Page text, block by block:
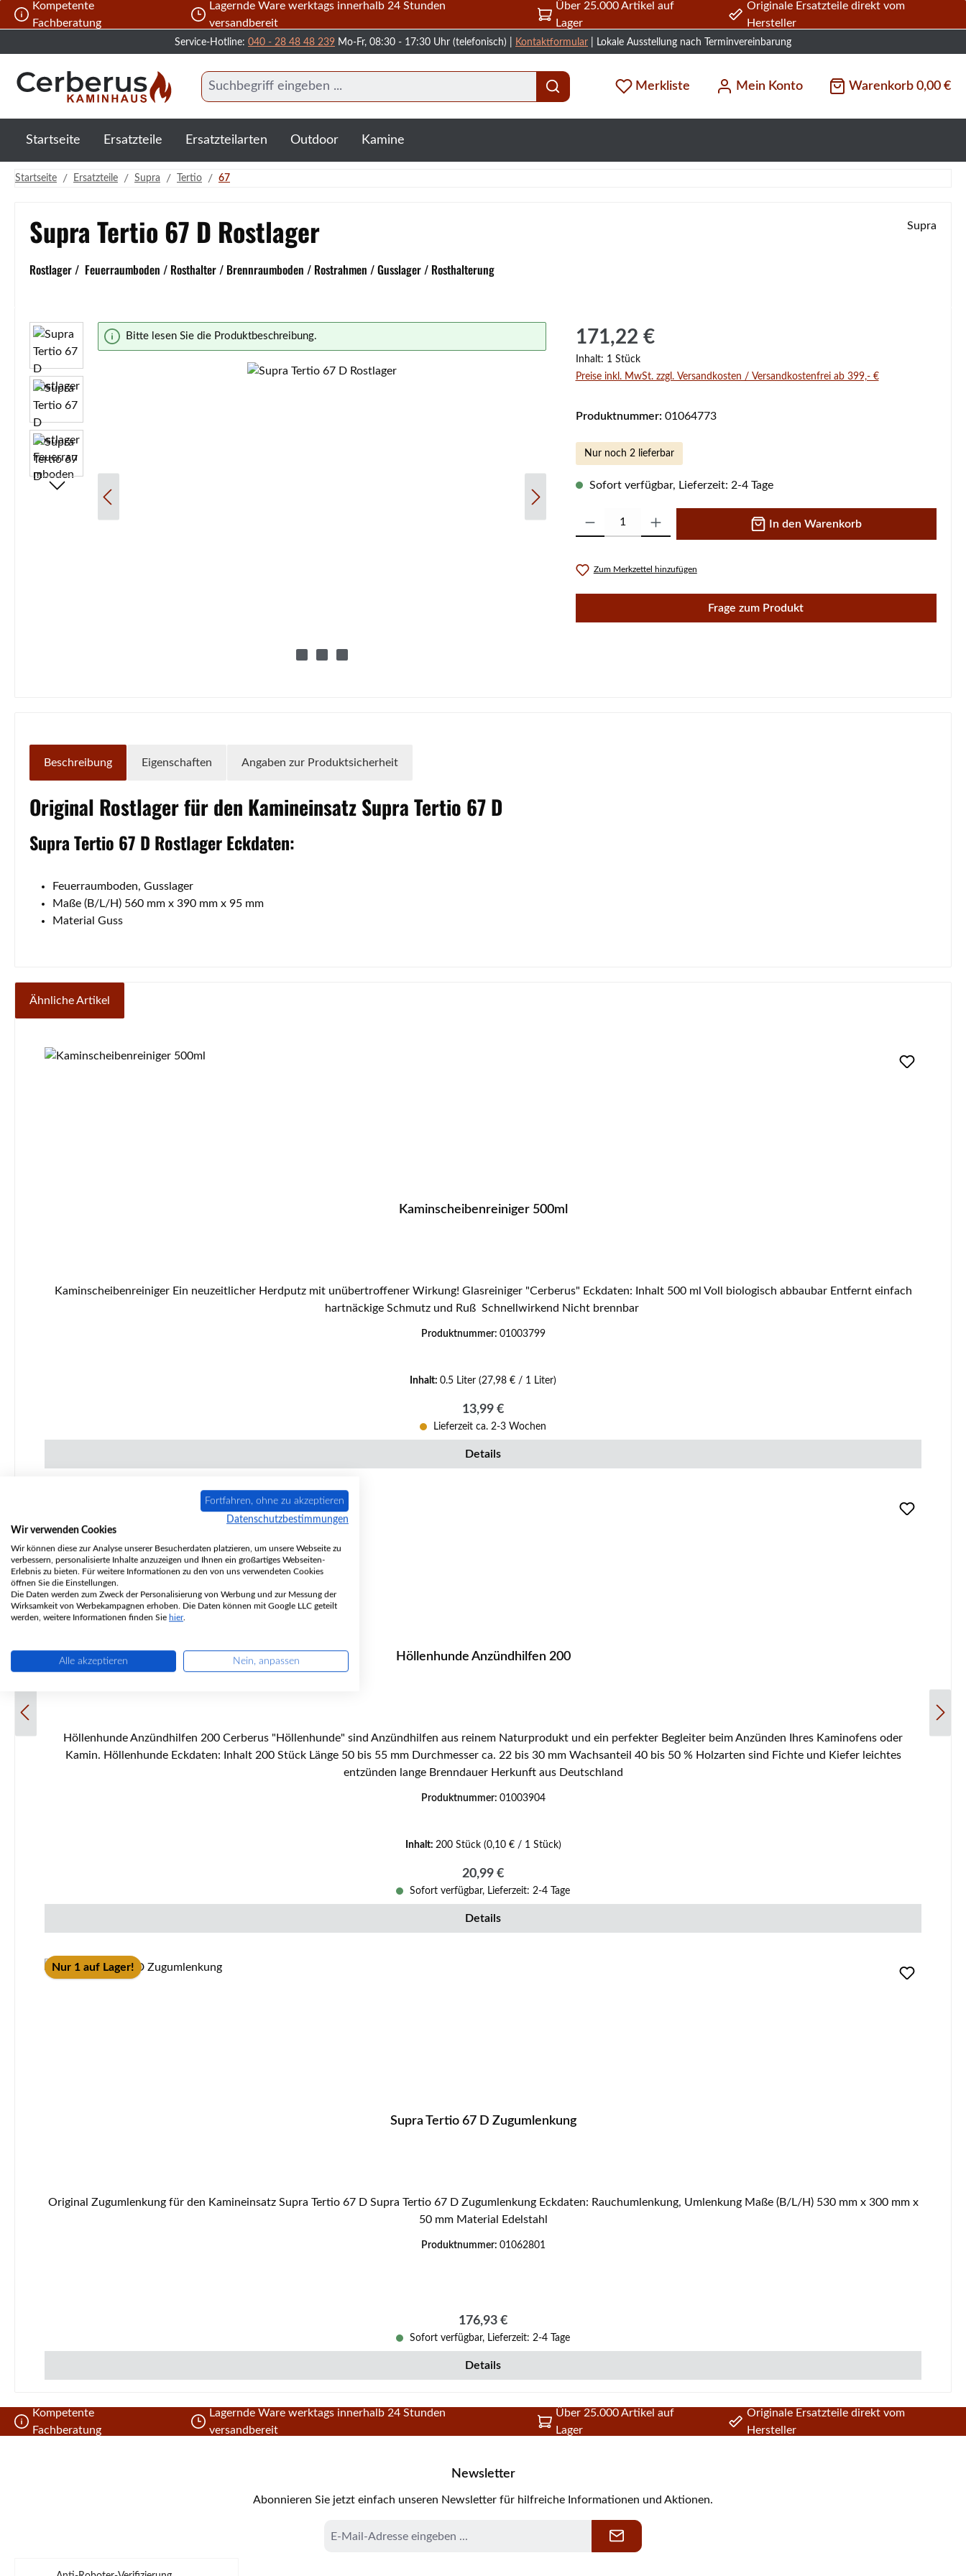
Hauptinhalt springen
Zur Suche springen
Zur Hauptnavigation springen
Kompetente
Fachberatung
Lagernde Ware werktags innerhalb 24 Stunden
versandbereit
Über 25.000 Artikel auf
Lager
Originale Ersatzteile direkt vom
Hersteller
Service-Hotline: 040 - 28 48 48 239 Mo-Fr, 08:30 - 17:30 Uhr (telefonisch) | Kontaktformular | Lokale Ausstellung nach Terminvereinbarung
Merkliste Mein Konto Warenkorb 0,00 €
Startseite Ersatzteile Ersatzteilarten Outdoor Kamine
Startseite / Ersatzteile / Supra / Tertio / 67
Supra Tertio 67 D Rostlager
Rostlager / Feuerraumboden / Rosthalter / Brennraumboden / Rostrahmen / Gusslager / Rosthalterung
Supra
Bildergalerie überspringen
Bitte lesen Sie die Produktbeschreibung.
Regulärer Preis:
171,22 €
Inhalt: 1 Stück
Preise inkl. MwSt. zzgl. Versandkosten / Versandkostenfrei ab 399,- €
Produktnummer: 01064773
Nur noch 2 lieferbar
Sofort verfügbar, Lieferzeit: 2-4 Tage
Produkt Anzahl: Gib den gewünschten Wert ein oder benutze die Schaltflächen um die
In den Warenkorb
Zum Merkzettel hinzufügen
Frage zum Produkt
Beschreibung Eigenschaften Angaben zur Produktsicherheit
Original Rostlagerfür den KamineinsatzSupraTertio 67 D
SupraTertio 67 D RostlagerEckdaten:
Feuerraumboden, Gusslager
Maße (B/L/H) 560 mm x 390 mm x 95 mm
Material Guss
Ähnliche Artikel
Kaminscheibenreiniger 500ml
Kaminscheibenreiniger Ein neuzeitlicher Herdputz mit unübertroffener Wirkung! Glasreiniger "Cerberus" Eckdaten: Inhalt 500 ml Voll biologisch abbaubar Entfernt einfach
hartnäckige Schmutz und Ruß Schnellwirkend Nicht brennbar
Produktnummer: 01003799
Inhalt: 0.5 Liter (27,98 € / 1 Liter)
Regulärer Preis:
13,99 €
Lieferzeit ca. 2-3 Wochen
Details
Höllenhunde Anzündhilfen 200
Höllenhunde Anzündhilfen 200 Cerberus "Höllenhunde" sind Anzündhilfen aus reinem Naturprodukt und ein perfekter Begleiter beim Anzünden Ihres Kaminofens oder
Kamin. Höllenhunde Eckdaten: Inhalt 200 Stück Länge 50 bis 55 mm Durchmesser ca. 22 bis 30 mm Wachsanteil 40 bis 50 % Holzarten sind Fichte und Kiefer leichtes
entzünden lange Brenndauer Herkunft aus Deutschland
Produktnummer: 01003904
Inhalt: 200 Stück (0,10 € / 1 Stück)
Regulärer Preis:
20,99 €
Sofort verfügbar, Lieferzeit: 2-4 Tage
Details
Nur 1 auf Lager!
Supra Tertio 67 D Zugumlenkung
Original Zugumlenkung für den Kamineinsatz Supra Tertio 67 D Supra Tertio 67 D Zugumlenkung Eckdaten: Rauchumlenkung, Umlenkung Maße (B/L/H) 530 mm x 300 mm x
50 mm Material Edelstahl
Produktnummer: 01062801
Regulärer Preis:
176,93 €
Sofort verfügbar, Lieferzeit: 2-4 Tage
Details
Kompetente
Fachberatung
Lagernde Ware werktags innerhalb 24 Stunden
versandbereit
Über 25.000 Artikel auf
Lager
Originale Ersatzteile direkt vom
Hersteller
Newsletter
Abonnieren Sie jetzt einfach unseren Newsletter für hilfreiche Informationen und Aktionen.
Mail-
Fortfahren, ohne zu akzeptieren
Datenschutzbestimmungen
Wir verwenden Cookies
Wir können diese zur Analyse unserer Besucherdaten platzieren, um unsere Webseite zu
verbessern, personalisierte Inhalte anzuzeigen und Ihnen ein großartiges Webseiten-
Erlebnis zu bieten. Für weitere Informationen zu den von uns verwendeten Cookies
öffnen Sie die Einstellungen.
Die Daten werden zum Zweck der Personalisierung von Werbung und zur Messung der
Wirksamkeit von Werbekampagnen erhoben. Die Daten können mit Google LLC geteilt
werden, weitere Informationen finden Sie hier.
Alle akzeptieren Nein, anpassen